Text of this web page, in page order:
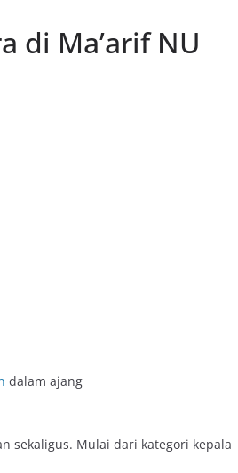
di Ma’arif NU
dalam ajang
sekaligus. Mulai dari kategori kepala